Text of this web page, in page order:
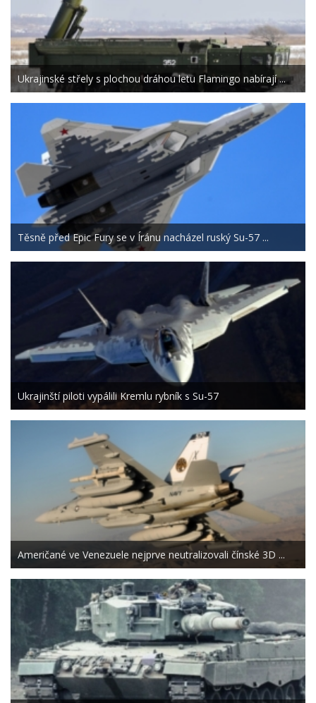
Ukrajinské střely s plochou dráhou letu Flamingo nabírají ...
Těsně před Epic Fury se v Íránu nacházel ruský Su-57 ...
Ukrajinští piloti vypálili Kremlu rybník s Su-57
Američané ve Venezuele nejprve neutralizovali čínské 3D ...